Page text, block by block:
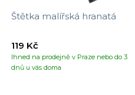
Štětka malířská hranatá
Ihned na prodejně v Praze nebo do 3
dnů u vás doma
119 Kč